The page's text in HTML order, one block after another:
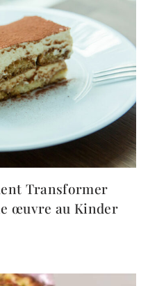
Transformer
œuvre au Kinder